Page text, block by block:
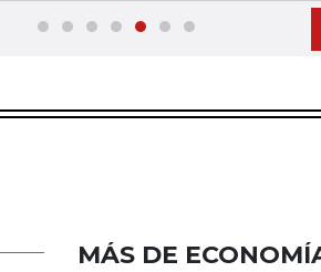
MÁS DE